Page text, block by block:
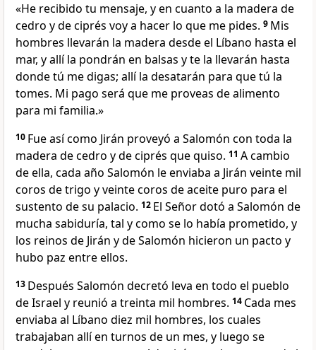
«He recibido tu mensaje, y en cuanto a la madera de
cedro y de ciprés voy a hacer lo que me pides. 9 Mis
hombres llevarán la madera desde el Líbano hasta el
mar, y allí la pondrán en balsas y te la llevarán hasta
donde tú me digas; allí la desatarán para que tú la
tomes. Mi pago será que me proveas de alimento
para mi familia.»
10 Fue así como Jirán proveyó a Salomón con toda la
madera de cedro y de ciprés que quiso. 11 A cambio
de ella, cada año Salomón le enviaba a Jirán veinte mil
coros de trigo y veinte coros de aceite puro para el
sustento de su palacio. 12 El Señor dotó a Salomón de
mucha sabiduría, tal y como se lo había prometido, y
los reinos de Jirán y de Salomón hicieron un pacto y
hubo paz entre ellos.
13 Después Salomón decretó leva en todo el pueblo
de Israel y reunió a treinta mil hombres. 14 Cada mes
enviaba al Líbano diez mil hombres, los cuales
trabajaban allí en turnos de un mes, y luego se